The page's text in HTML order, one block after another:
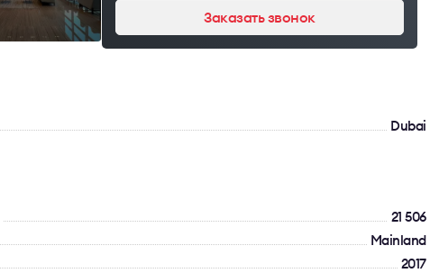
Заказать звонок
Dubai
21 506
Mainland
2017